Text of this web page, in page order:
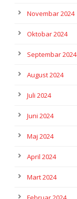
Novembar 2024
Oktobar 2024
Septembar 2024
August 2024
Juli 2024
Juni 2024
Maj 2024
April 2024
Mart 2024